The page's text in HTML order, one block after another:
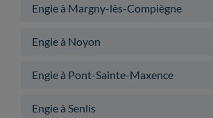
Engie à Margny-lès-Compiègne
Engie à Noyon
Engie à Pont-Sainte-Maxence
Engie à Senlis